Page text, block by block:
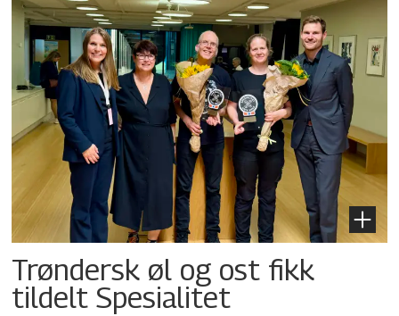
Trøndersk øl og ost fikk
tildelt Spesialitet